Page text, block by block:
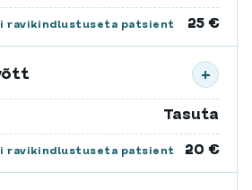
ravikindlustuseta patsient 25 €
Tasuta
ravikindlustuseta patsient 20 €
+